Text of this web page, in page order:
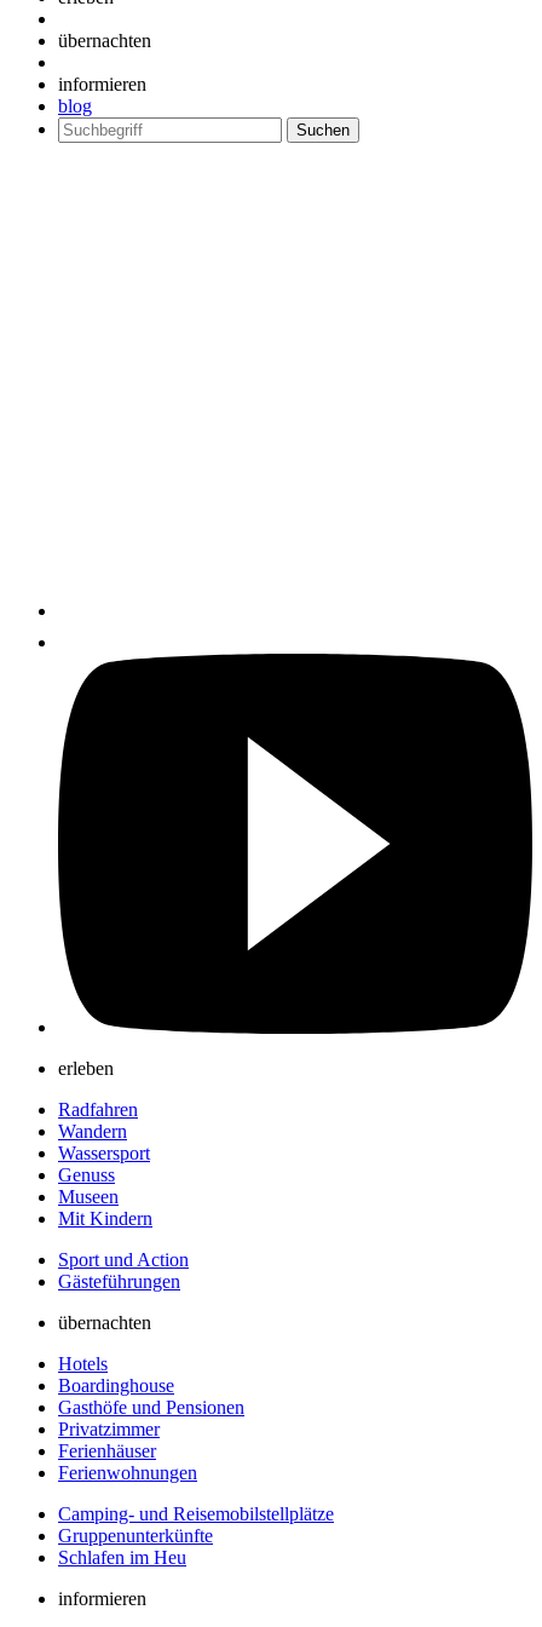
übernachten
informieren
blog
Suchen
nach:
erleben
Radfahren
Wandern
Wassersport
Genuss
Museen
Mit Kindern
Sport und Action
Gästeführungen
übernachten
Hotels
Boardinghouse
Gasthöfe und Pensionen
Privatzimmer
Ferienhäuser
Ferienwohnungen
Camping- und Reisemobilstellplätze
Gruppenunterkünfte
Schlafen im Heu
informieren